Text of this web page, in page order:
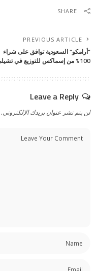
SHARE
PREVIOUS ARTICLE
“أرامكو” السعودية توافق على شراء
100% من إسماكس للتوزيع في تشيلي
Leave a Reply
لن يتم نشر عنوان بريدك الإلكتروني.